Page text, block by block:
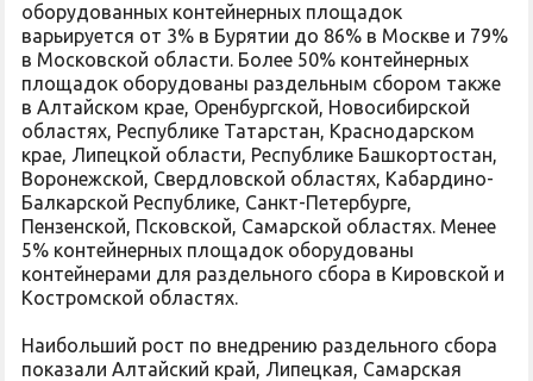
оборудованных контейнерных площадок
варьируется от 3% в Бурятии до 86% в Москве и 79%
в Московской области. Более 50% контейнерных
площадок оборудованы раздельным сбором также
в Алтайском крае, Оренбургской, Новосибирской
областях, Республике Татарстан, Краснодарском
крае, Липецкой области, Республике Башкортостан,
Воронежской, Свердловской областях, Кабардино-
Балкарской Республике, Санкт-Петербурге,
Пензенской, Псковской, Самарской областях. Менее
5% контейнерных площадок оборудованы
контейнерами для раздельного сбора в Кировской и
Костромской областях.
Наибольший рост по внедрению раздельного сбора
показали Алтайский край, Липецкая, Самарская